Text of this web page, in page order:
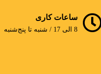
ساعات کاری
8 الی 17 / شنبه تا پنج‌شنبه